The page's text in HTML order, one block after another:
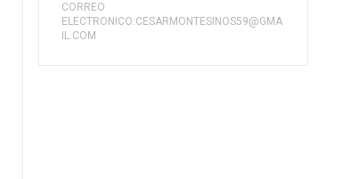
CORREO
ELECTRONICO:CESARMONTESINOS59@GMA
IL.COM